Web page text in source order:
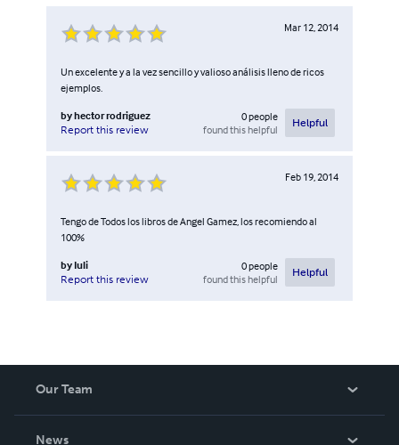
Mar 12, 2014
Un excelente y a la vez sencillo y valioso análisis lleno de ricos
ejemplos.
byhector rodriguez
Report this review
0people
found this helpful
Helpful
Feb 19, 2014
Tengo de Todos los libros de Angel Gamez, los recomiendo al
100%
by Iuli
Report this review
0people
found this helpful
Helpful
Our Team
News